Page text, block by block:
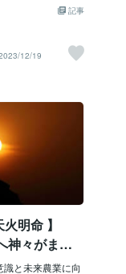
記事
12/19
明命 】
神々がまい
世が始ま
と未来農業に向